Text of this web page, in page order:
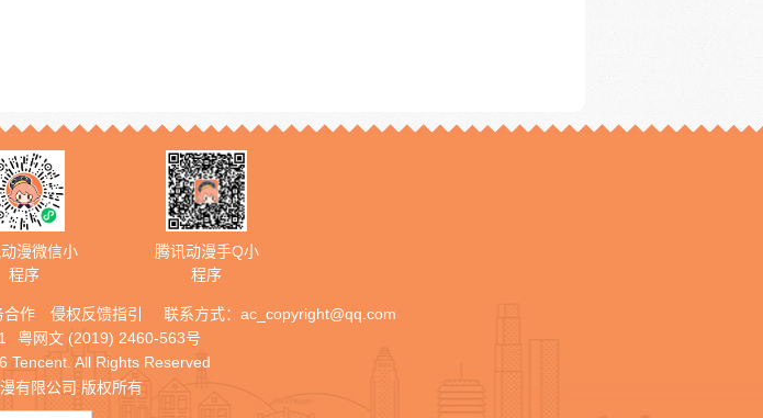
漫微信小
程序
腾讯动漫手Q小
程序
合作 侵权反馈指引 联系方式： ac_copyright@qq.com
粤网文 (2019) 2460-563号
Tencent. All Rights Reserved
有限公司 版权所有